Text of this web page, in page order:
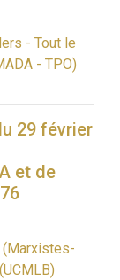
- Tout le
- TPO)
29 février
et de
(Marxistes-